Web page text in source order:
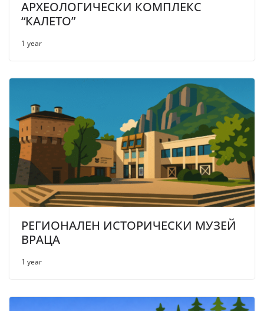
АРХЕОЛОГИЧЕСКИ КОМПЛЕКС
“КАЛЕТО”
1 year
РЕГИОНАЛЕН ИСТОРИЧЕСКИ МУЗЕЙ
ВРАЦА
1 year